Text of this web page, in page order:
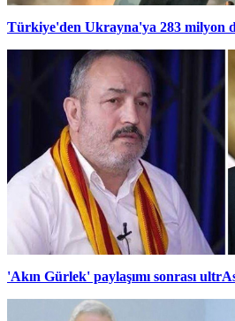
Türkiye'den Ukrayna'ya 283 milyon
'Akın Gürlek' paylaşımı sonrası